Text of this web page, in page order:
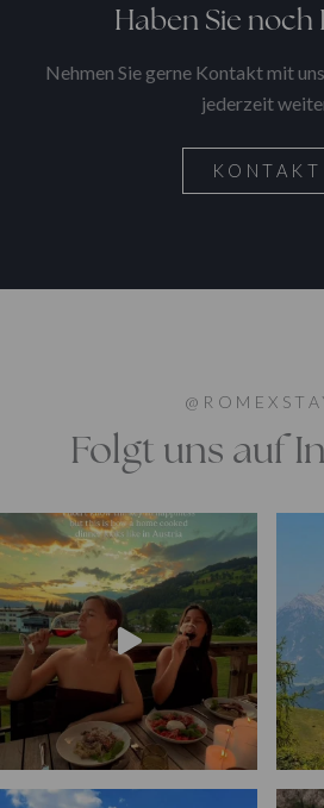
Haben Sie noch
Nehmen Sie gerne Kontakt mit
jederzeit
KONTAKT
Folgt uns auf